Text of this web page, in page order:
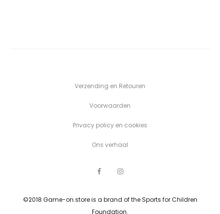
Verzending en Retouren
Voorwaarden
Privacy policy en cookies
Ons verhaal
F
b
o
I
a
r
©2018 Game-on.store is a brand of the Sports for Children
Foundation.